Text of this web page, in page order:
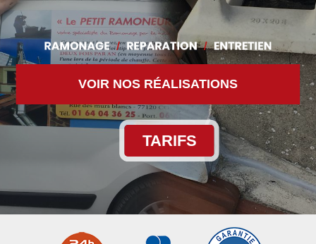
VOIR NOS RÉALISATIONS
TARIFS